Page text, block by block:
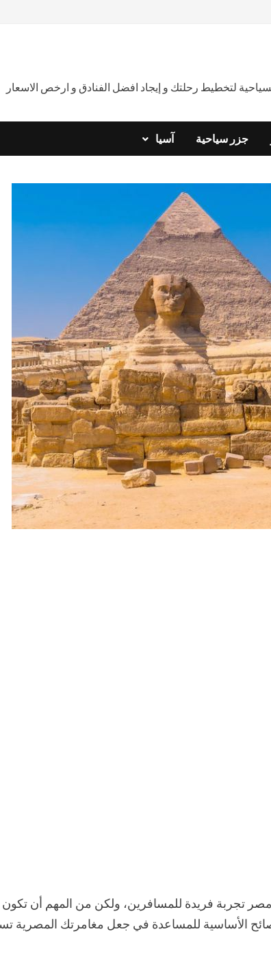
لتخطيط رحلتك و إيجاد افضل الفنادق و ارخص الاسعار
جزر سياحية آسيا
مصر تجربة فريدة للمسافرين، ولكن من المهم أن تكون
الأساسية للمساعدة في جعل مغامرتك المصرية